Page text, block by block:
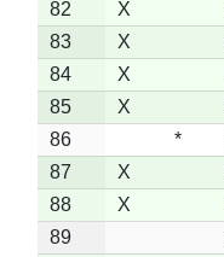
82
X
83
X
84
X
85
X
86
*
87
X
88
X
89